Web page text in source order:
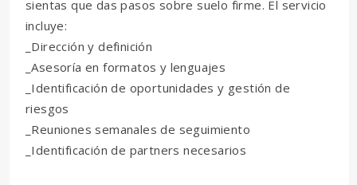
sientas que das pasos sobre suelo firme. El servicio
incluye:
_Dirección y definición
_Asesoría en formatos y lenguajes
_Identificación de oportunidades y gestión de
riesgos
_Reuniones semanales de seguimiento
_Identificación de partners necesarios